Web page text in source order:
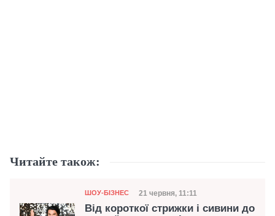
Читайте також:
Категорія
ШОУ-БІЗНЕС Дата публікації
21 червня, 11:11
Від короткої стрижки і сивини до